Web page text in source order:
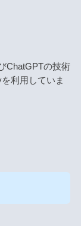
ChatGPTの技術
利用していま